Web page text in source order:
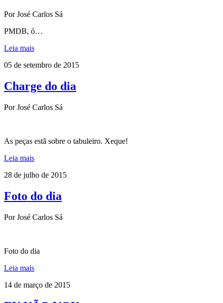
Por José Carlos Sá
PMDB, ó…
Leia mais
05 de setembro de 2015
Charge do dia
Por José Carlos Sá
As peças estã sobre o tabuleiro. Xeque!
Leia mais
28 de julho de 2015
Foto do dia
Por José Carlos Sá
Foto do dia
Leia mais
14 de março de 2015